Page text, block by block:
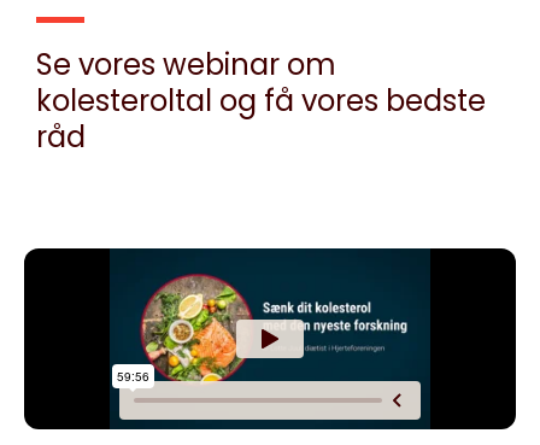
Se vores webinar om
kolesteroltal og få vores bedste
råd